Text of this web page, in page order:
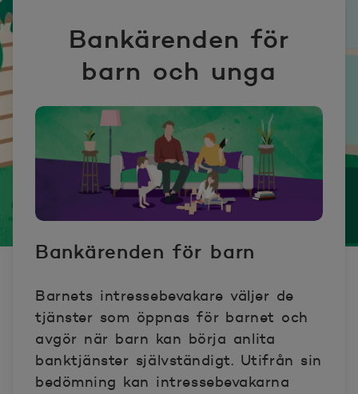
Bankärenden för
barn och unga
Bankärenden för barn
Barnets intressebevakare väljer de
tjänster som öppnas för barnet och
avgör när barn kan börja anlita
banktjänster självständigt. Utifrån sin
bedömning kan intressebevakarna